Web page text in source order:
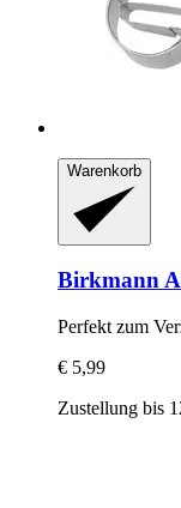
Warenkorb
Birkmann
Perfekt zum
€ 5,99
Zustellung bis